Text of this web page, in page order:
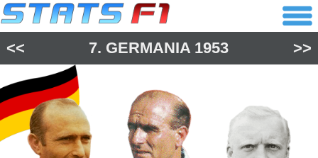
<< 7. GERMANIA 1953 >>